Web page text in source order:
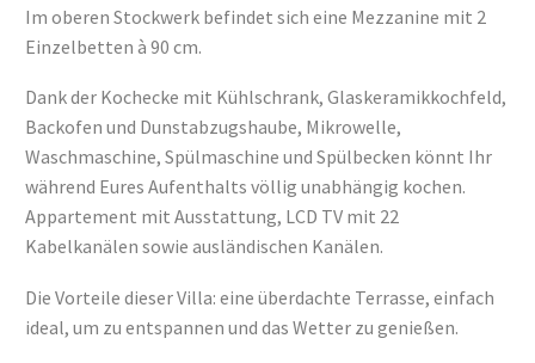
Im oberen Stockwerk befindet sich eine Mezzanine mit 2
Einzelbetten à 90 cm.
Dank der Kochecke mit Kühlschrank, Glaskeramikkochfeld,
Backofen und Dunstabzugshaube, Mikrowelle,
Waschmaschine, Spülmaschine und Spülbecken könnt Ihr
während Eures Aufenthalts völlig unabhängig kochen.
Appartement mit Ausstattung, LCD TV mit 22
Kabelkanälen sowie ausländischen Kanälen.
Die Vorteile dieser Villa: eine überdachte Terrasse, einfach
ideal, um zu entspannen und das Wetter zu genießen.